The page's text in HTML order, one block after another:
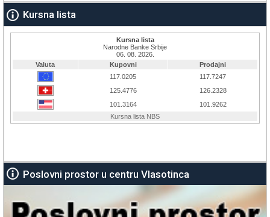
Kursna lista
Poslovni prostor u centru Vlasotinca